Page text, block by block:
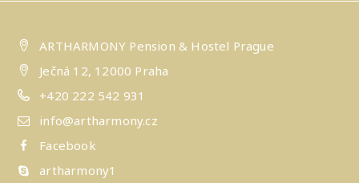
ARTHARMONY Pension & Hostel Prague
Ječná 12, 12000 Praha
+420 222 542 931
info@artharmony.cz
Facebook
artharmony1